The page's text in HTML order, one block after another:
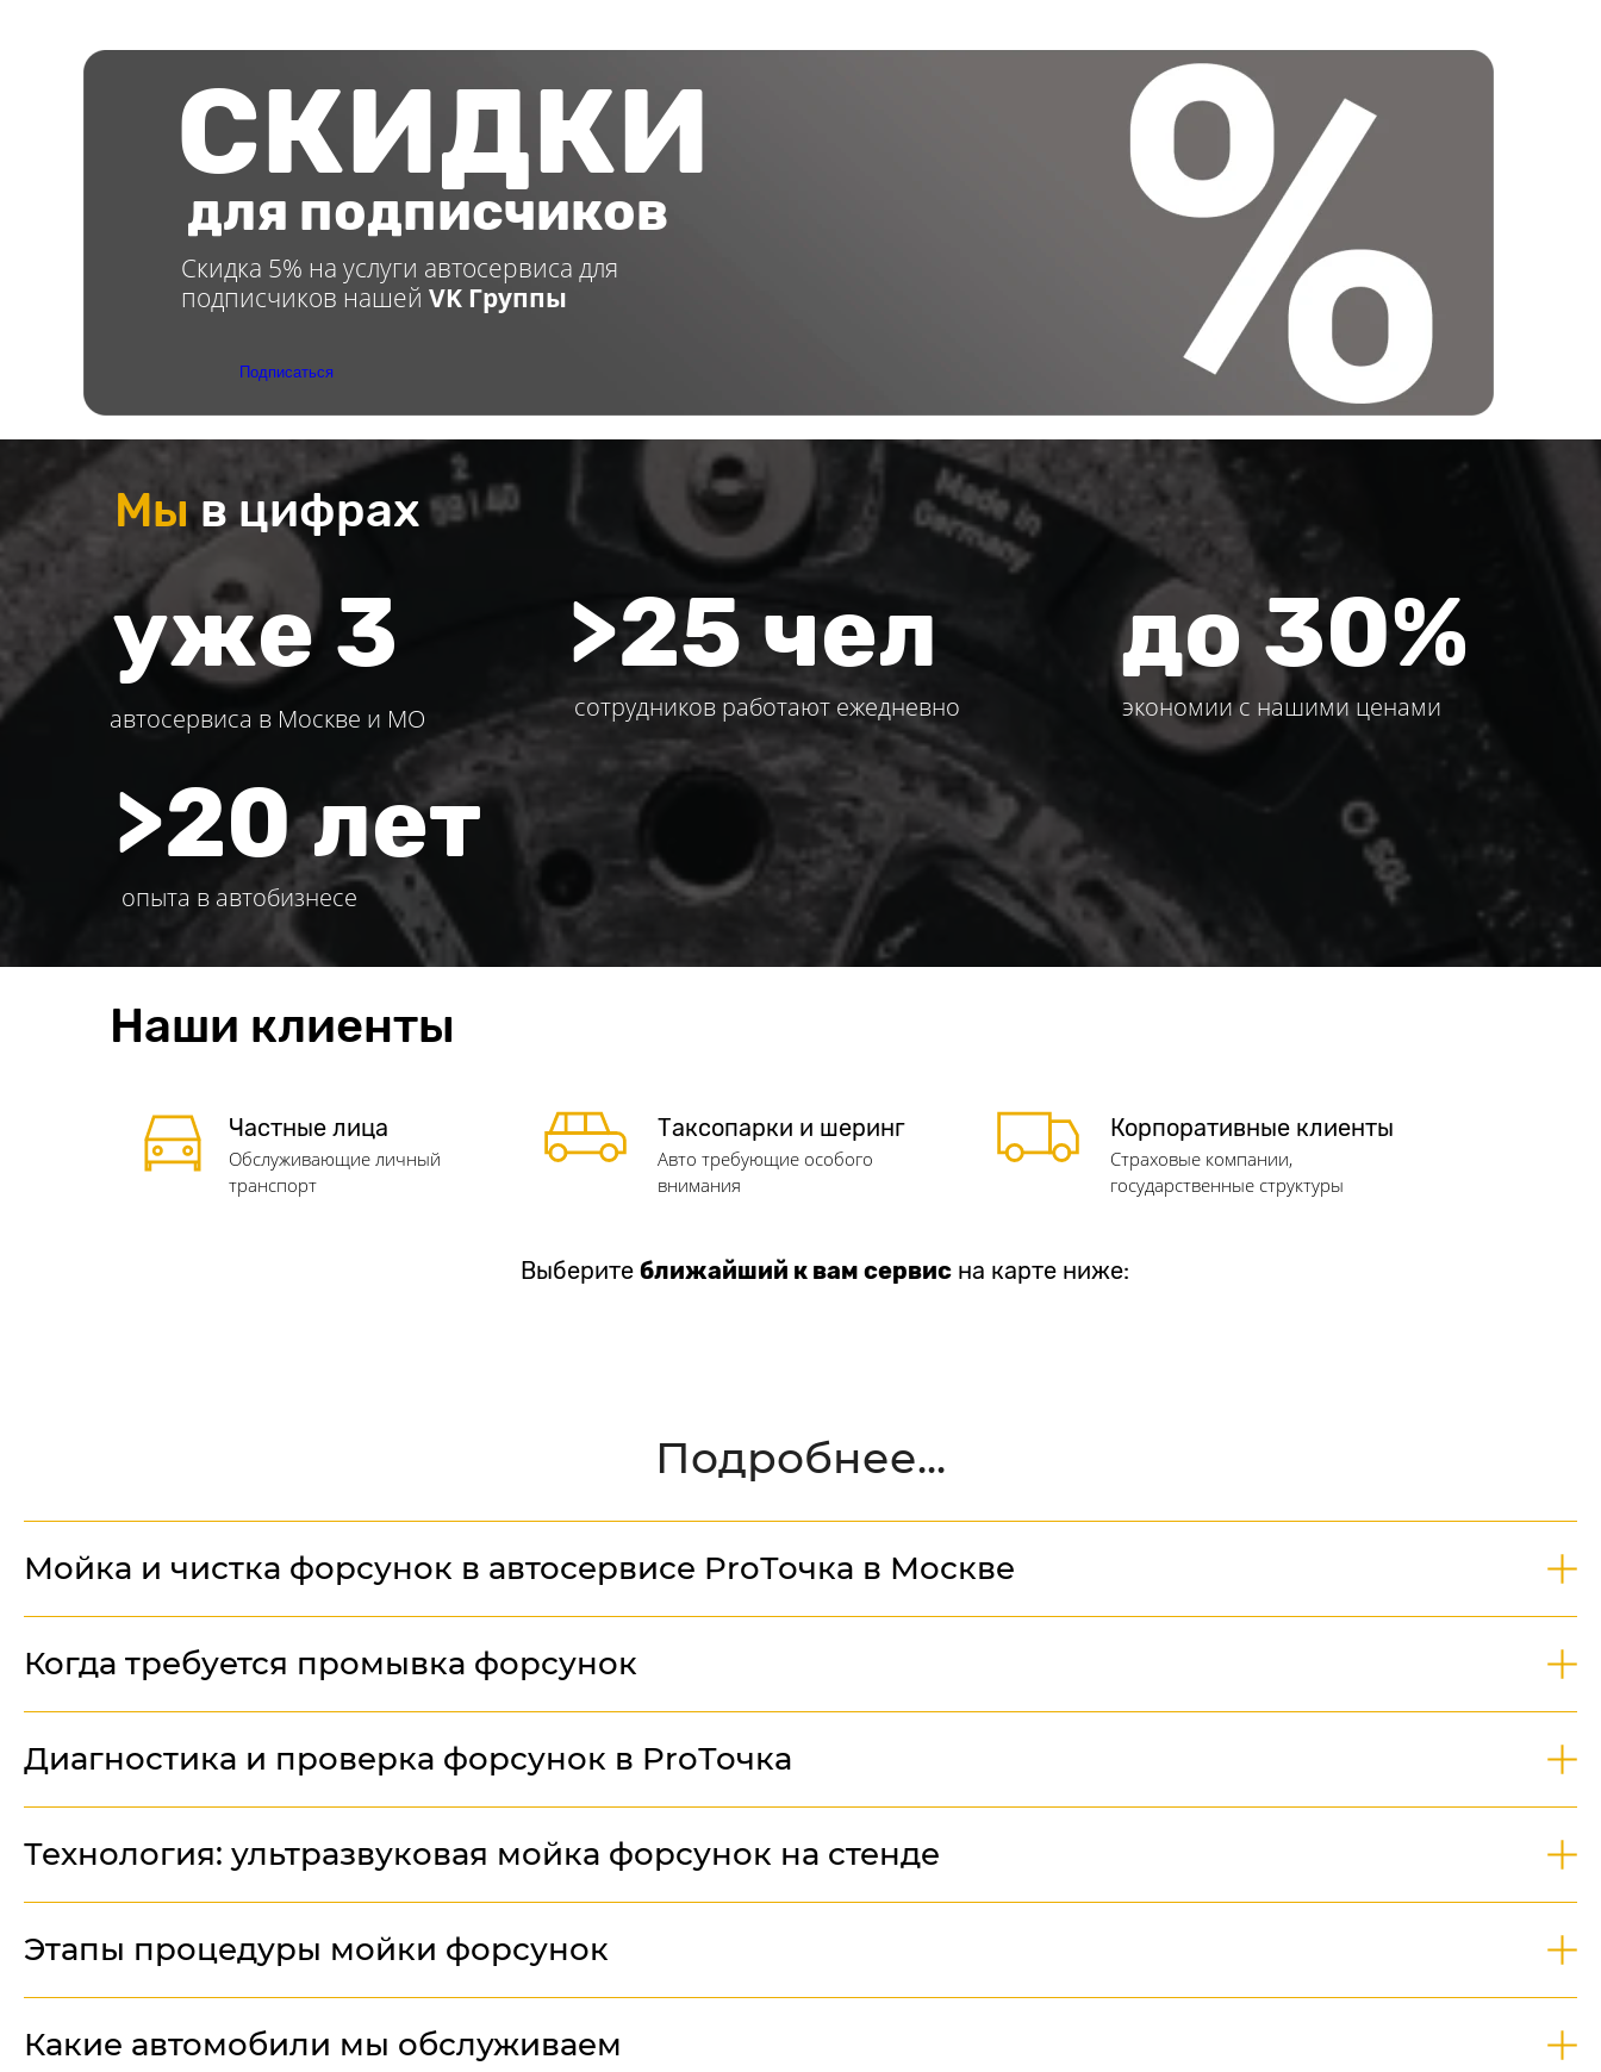
для подписчиков
Подписаться
Скидка 5% на услуги автосервиса для
подписчиков нашей VK Группы
СКИДКИ
Мыв цифрах
уже 3
>20 лет
>25 чел до 30%
автосервиса в Москве и МО
опыта в автобизнесе
сотрудников работают ежедневно экономии с нашими ценами
Обслуживающие личный
транспорт
Страховые компании,
государственные структуры
Авто требующие особого
внимания
Корпоративные клиенты
Таксопарки и шеринг
Частные лица
Выберите ближайший к вам сервис на карте ниже:
Наши клиенты
Подробнее...
Мойка и чистка форсунок в автосервисе ProТочка в Москве
Когда требуется промывка форсунок
Диагностика и проверка форсунок в ProТочка
Технология: ультразвуковая мойка форсунок на стенде
Этапы процедуры мойки форсунок
Какие автомобили мы обслуживаем